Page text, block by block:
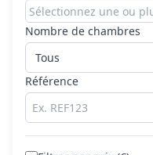
Nombre de chambres
Référence